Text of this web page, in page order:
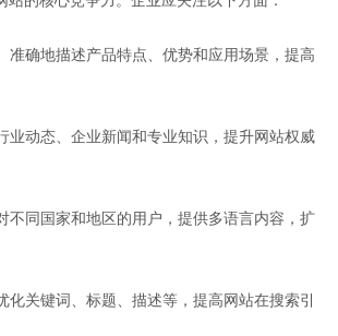
准确地描述产品特点、优势和应用场景，提高
业动态、企业新闻和专业知识，提升网站权威
不同国家和地区的用户，提供多语言内容，扩
化关键词、标题、描述等，提高网站在搜索引